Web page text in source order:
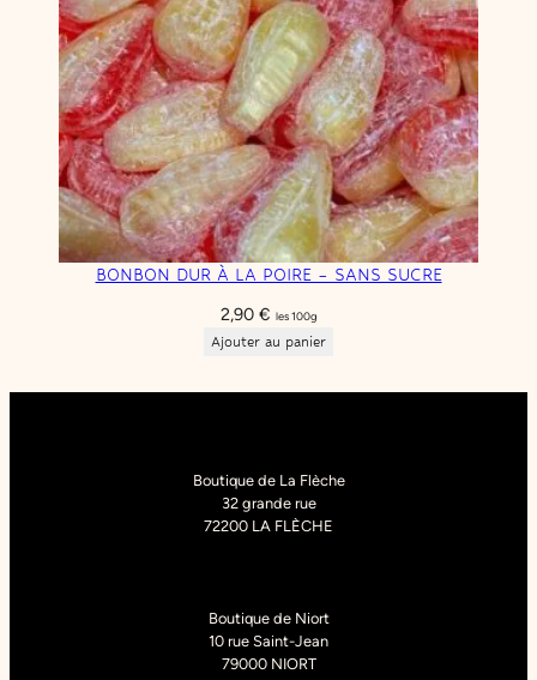
BONBON DUR À LA POIRE – SANS SUCRE
2,90 € les 100g
Ajouter au panier
Boutique de La Flèche
32 grande rue
72200 LA FLÈCHE
Boutique de Niort
10 rue Saint-Jean
79000 NIORT